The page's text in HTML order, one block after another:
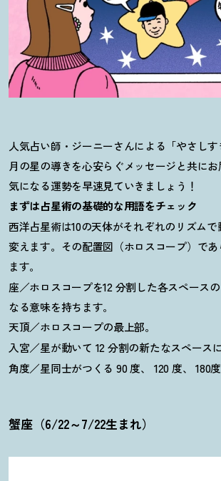
人気占い師・ジーニーさんによる「やさし
月の星の導きを心安らぐメッセージと共に
気になる運勢を早速見ていきましょう ！
まずは占星術の基礎的な用語をチェック
西洋占星術は10の天体がそれぞれのリズム
変えます。その配置図（ホロスコープ）で
ます。
座／ホロスコープを12 分割した各スペース
なる意味を持ちます。
天頂／ホロスコープの最上部。
入宮／星が動いて 12 分割の新たなスペース
角度／星同士がつくる 90 度、 120 度、 180
蟹座（6/22～7/22生まれ）